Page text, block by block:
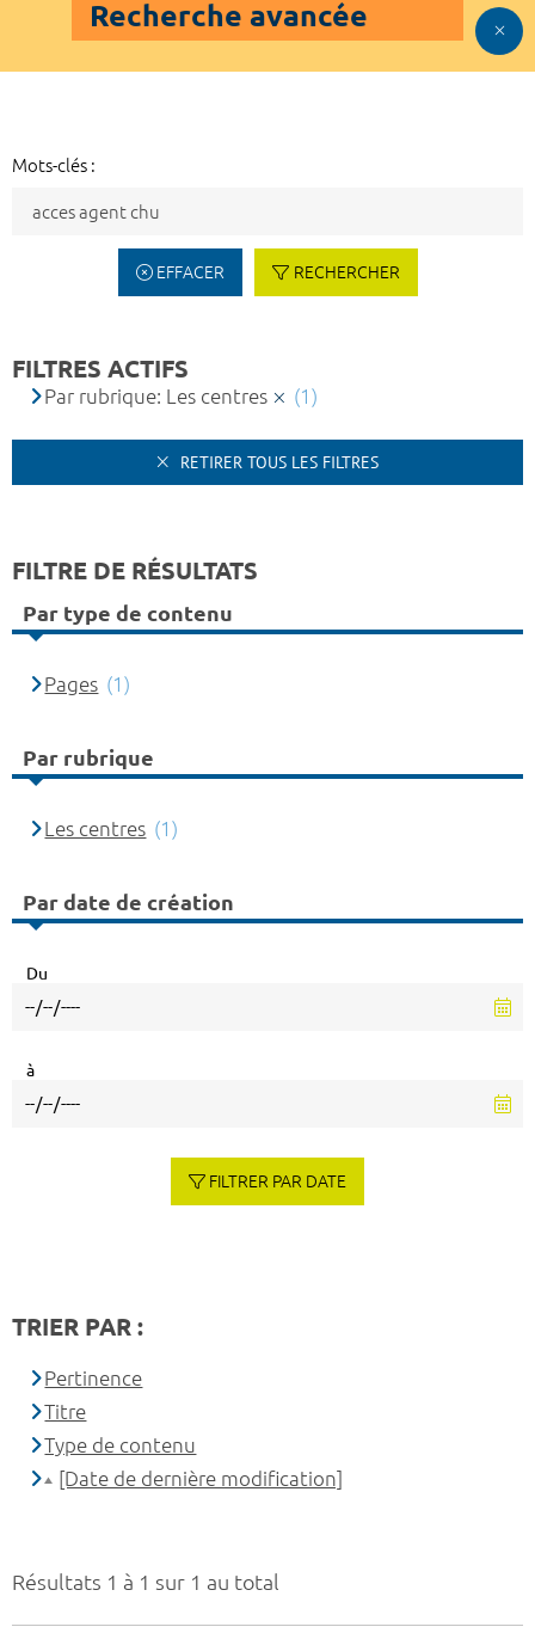
Recherche avancée
Mots-clés :
EFFACER RECHERCHER
Résultats 1 à 1 sur 1 au total
FILTRES ACTIFS
Par rubrique: Les centres (1)
RETIRER TOUS LES FILTRES
FILTRE DE RÉSULTATS
Par type de contenu
Pages (1)
Par rubrique
Les centres (1)
Par date de création
Du
à
FILTRER PAR DATE
TRIER PAR :
Pertinence
Titre
Type de contenu
[Date de dernière modification]